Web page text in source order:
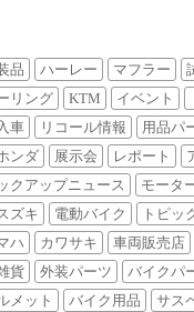
品 ハーレー マフラー
リング KTM イベント
車 リコール情報 用品パ
ンダ 展示会 レポート
クアップニュース モータ
ズキ 電動バイク トピッ
ハ カワサキ 車両販売店
貨 外装パーツ バイクパ
メット バイク用品 サス